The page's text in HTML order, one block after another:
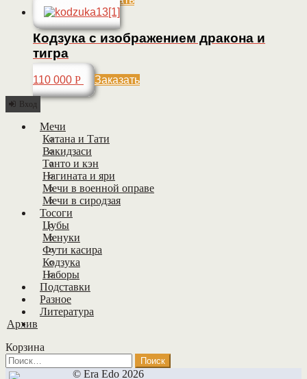
Кодзука с изображением дракона и
тигра
110 000 Р Заказать
Вход
Мечи
Катана и Тати
Вакидзаси
Танто и кэн
Нагината и яри
Мечи в военной оправе
Мечи в сиродзая
Тосоги
Цубы
Менуки
Фути касира
Кодзука
Наборы
Подставки
Разное
Литература
Архив
Корзина
Найти:
© Era Edo 2026